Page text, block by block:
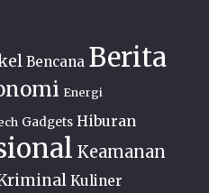
Bencana Berita
Energi
Gadgets Hiburan
Keamanan
Kuliner